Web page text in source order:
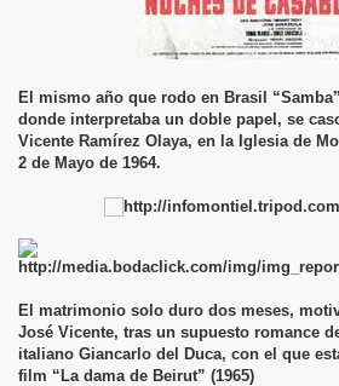
El mismo año que rodo en Brasil
donde interpretaba un doble papel, se
Vicente Ramírez Olaya, en la Iglesia de
2 de Mayo de 1964.
El matrimonio solo duro dos meses,
José Vicente, tras un supuesto romance
italiano Giancarlo del Duca, con el que
film “La dama de Beirut” (1965)